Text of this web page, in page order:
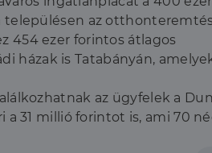
településen az
454 ezer forintos átlagos
házak is Tatabányán,
az ügyfelek a
a 31 millió forintot is, ami 70
a látogatói cookie-
a Cookie-
hogy a tárolt